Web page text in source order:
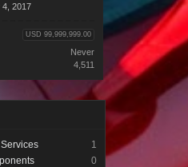
1
0
4, 2017
USD 99,999,999.00
Never
4,511